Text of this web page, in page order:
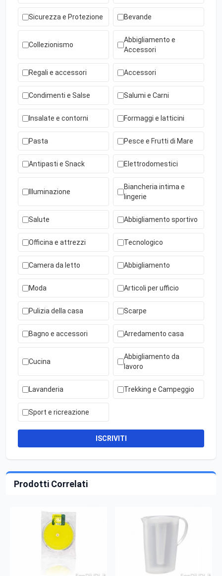
Sicurezza e Protezione Bevande
Collezionismo
Abbigliamento e
Accessori
Regali e accessori Accessori
Condimenti e Salse Salumi e Carni
Insalate e contorni Formaggi e latticini
Pasta Pesce e Frutti di Mare
Antipasti e Snack Elettrodomestici
Illuminazione
Biancheria intima e
lingerie
Salute Abbigliamento sportivo
Officina e attrezzi Tecnologico
Camera da letto Abbigliamento
Moda Articoli per ufficio
Pulizia della casa Scarpe
Bagno e accessori Arredamento casa
Cucina
Abbigliamento da
lavoro
Lavanderia Trekking e Campeggio
Sport e ricreazione
ISCRIVITI
Prodotti Correlati